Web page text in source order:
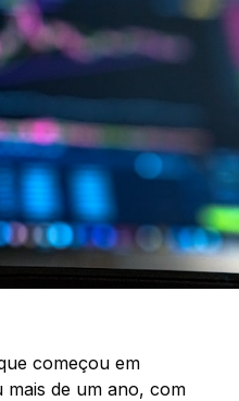
começou em
mais de um ano, com